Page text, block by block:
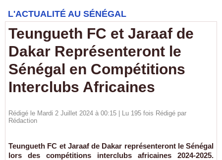
L'ACTUALITÉ AU SÉNÉGAL
Teungueth FC et Jaraaf de
Dakar Représenteront le
Sénégal en Compétitions
Interclubs Africaines
Rédigé le Mardi 2 Juillet 2024 à 00:15 | Lu 195 fois Rédigé par
Rédaction
Teungueth FC et Jaraaf de Dakar représenteront le Sénégal
lors des compétitions interclubs africaines 2024-2025.